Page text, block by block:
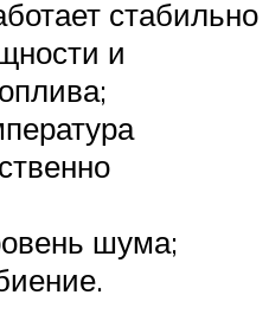
стабильно
и
шума;